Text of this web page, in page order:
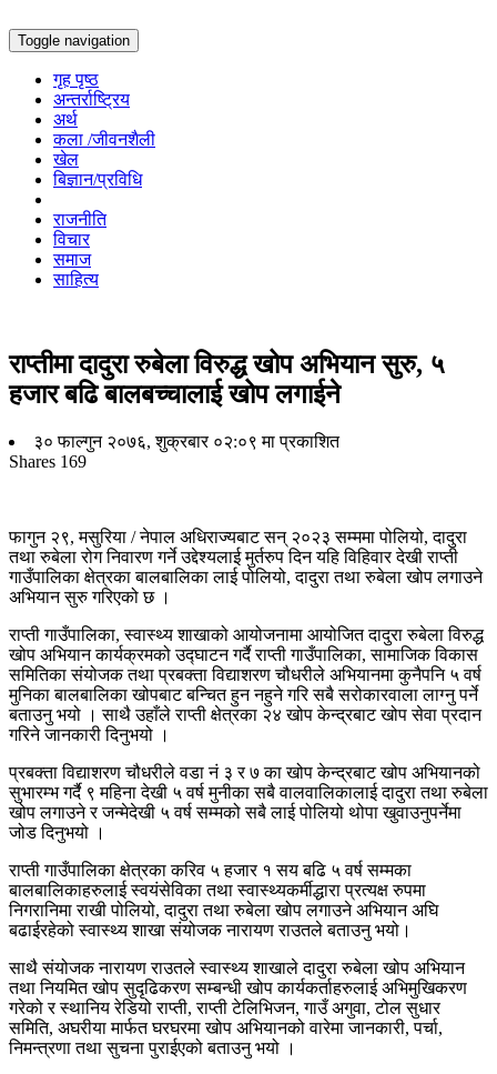
Toggle navigation
गृह पृष्ठ
अन्तर्राष्ट्रिय
अर्थ
कला /जीवनशैली
खेल
बिज्ञान/प्रविधि
राजनीति
विचार
समाज
साहित्य
राप्तीमा दादुरा रुबेला विरुद्ध खोप अभियान सुरु, ५
हजार बढि बालबच्चालाई खोप लगाईने
३० फाल्गुन २०७६, शुक्रबार ०२:०९ मा प्रकाशित
Shares 169
फागुन २९, मसुरिया / नेपाल अधिराज्यबाट सन् २०२३ सम्ममा पोलियो, दादुरा
तथा रुबेला रोग निवारण गर्ने उद्देश्यलाई मुर्तरुप दिन यहि विहिवार देखी राप्ती
गाउँपालिका क्षेत्रका बालबालिका लाई पोलियो, दादुरा तथा रुबेला खोप लगाउने
अभियान सुरु गरिएको छ ।
राप्ती गाउँपालिका, स्वास्थ्य शाखाको आयोजनामा आयोजित दादुरा रुबेला विरुद्ध
खोप अभियान कार्यक्रमको उद्घाटन गर्दै राप्ती गाउँपालिका, सामाजिक विकास
समितिका संयोजक तथा प्रबक्ता विद्याशरण चौधरीले अभियानमा कुनैपनि ५ वर्ष
मुनिका बालबालिका खोपबाट बन्चित हुन नहुने गरि सबै सरोकारवाला लाग्नु पर्ने
बताउनु भयो । साथै उहाँले राप्ती क्षेत्रका २४ खोप केन्द्रबाट खोप सेवा प्रदान
गरिने जानकारी दिनुभयो ।
प्रबक्ता विद्याशरण चौधरीले वडा नं ३ र ७ का खोप केन्द्रबाट खोप अभियानको
सुभारम्भ गर्दै ९ महिना देखी ५ वर्ष मुनीका सबै वालवालिकालाई दादुरा तथा रुबेला
खोप लगाउने र जन्मेदेखी ५ वर्ष सम्मको सबै लाई पोलियो थोपा खुवाउनुपर्नेमा
जोड दिनुभयो ।
राप्ती गाउँपालिका क्षेत्रका करिव ५ हजार १ सय बढि ५ वर्ष सम्मका
बालबालिकाहरुलाई स्वयंसेविका तथा स्वास्थ्यकर्मीद्धारा प्रत्यक्ष रुपमा
निगरानिमा राखी पोलियो, दादुरा तथा रुबेला खोप लगाउने अभियान अघि
बढाईरहेको स्वास्थ्य शाखा संयोजक नारायण राउतले बताउनु भयो।
साथै संयोजक नारायण राउतले स्वास्थ्य शाखाले दादुरा रुबेला खोप अभियान
तथा नियमित खोप सुदृढिकरण सम्बन्धी खोप कार्यकर्ताहरुलाई अभिमुखिकरण
गरेको र स्थानिय रेडियो राप्ती, राप्ती टेलिभिजन, गाउँ अगुवा, टोल सुधार
समिति, अघरीया मार्फत घरघरमा खोप अभियानको वारेमा जानकारी, पर्चा,
निमन्त्रणा तथा सुचना पुराईएको बताउनु भयो ।